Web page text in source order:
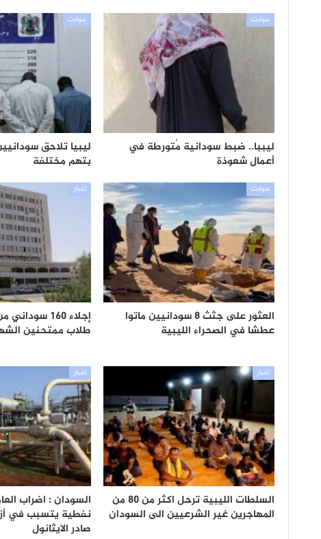
حوادث
ليببا.. ضبط سودانية مُتورطة في
أعمال شعوذة
حوادث
ليبيا تلاحق
بتهم مختلفة
حوادث
العثور على جثث 8 سودانيين ماتوا
عطشا في الصحراء الليبية
أخبار
إجلاء 160
طلاب ممتحنين
أخبار
السلطات الليبية ترحل اكثر من 80 من
المهاجرين غير الشرعيين الى السودان
أخبار
السودان : اضراب
نفطية يتسبب في
صادر الايثانول